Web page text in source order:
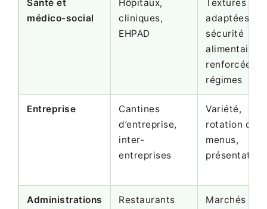
Santé et
médico-social
Hôpitaux,
cliniques,
EHPAD
Textures
adaptées,
sécurité
alimentaire
renforcée,
régimes
Entreprise
Cantines
d’entreprise,
inter-
entreprises
Variété,
rotation des
menus,
présentation
Administrations
Restaurants
Marchés